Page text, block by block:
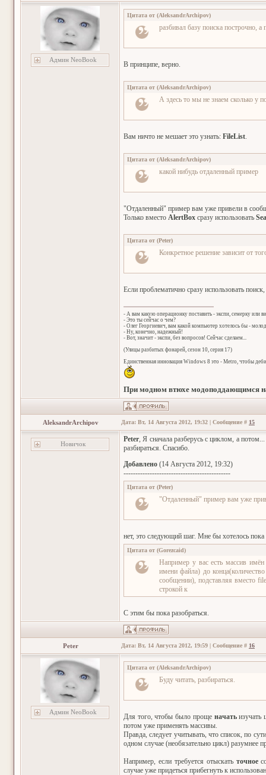
Админ NeoBook
Цитата от (AleksandrArchipov)
разбивал базу поиска построчно,
В принципе, верно.
Цитата от (AleksandrArchipov)
А здесь то мы не знаем сколько у
Вам ничто не мешает это узнать: FileList.
Цитата от (AleksandrArchipov)
какой нибудь отдаленный пример
"Отдаленный" пример вам уже привели в
Только вместо AlertBox сразу использовать
Цитата от (Peter)
Конкретное решение зависит от
Если проблематично сразу использовать
- А вам какую операционку поставить - экспи, семерку или
- Это ты сейчас о чем?
- Олег Георгиевич, вам какой компьютер хотелось бы -
- Ну, конечно, надежный!
- Вот, значит - экспи, без вопросов! Сейчас сделаем...
(Улицы разбитых фонарей, сезон 10, серия 17)
Единственная инновация Windows 8 это - Metro, чтобы
При модном втюхе модоподдающимся
AleksandrArchipov Дата: Вт, 14 Августа 2012, 19:32 | Сообщение # 15
Новичок
Peter, Я сначала разберусь с циклом, а
разбираться. Спасибо.
Добавлено (14 Августа 2012, 19:32)
---------------------------------------------
Цитата от (Peter)
"Отдаленный" пример вам уже
нет, это следующий шаг. Мне бы хотелось
Цитата от (Gorezcaid)
Например у вас есть массив
имени файла) до
сообщении), подставляя вместо
строкой к
С этим бы пока разобраться.
Peter Дата: Вт, 14 Августа 2012, 19:59 | Сообщение # 16
Админ NeoBook
Цитата от (AleksandrArchipov)
Буду читать, разбираться.
Для того, чтобы было проще начатьизучать
потом уже применять массивы.
Правда, следует учитывать, что список, по
одном случае (необязательно цикл) разумнее
Например, если требуется отыскать точное
случае уже придеться прибегнуть к